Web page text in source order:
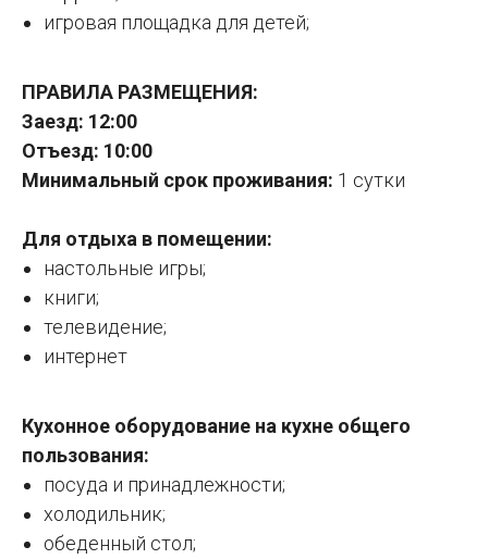
игровая площадка для детей;
ПРАВИЛА РАЗМЕЩЕНИЯ:
Заезд: 12:00
Отъезд: 10:00
Минимальный срок проживания: 1 сутки
Для отдыха в помещении:
настольные игры;
книги;
телевидение;
интернет
Кухонное оборудование на кухне общего
пользования:
посуда и принадлежности;
холодильник;
обеденный стол;